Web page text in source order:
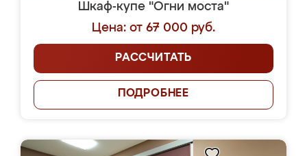
Шкаф-купе "Огни моста"
Цена: от 67 000 руб.
РАССЧИТАТЬ
ПОДРОБНЕЕ